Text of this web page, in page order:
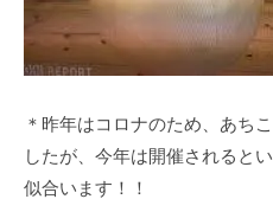
＊昨年はコロナのため、あち
したが、今年は開催されると
似合います！！